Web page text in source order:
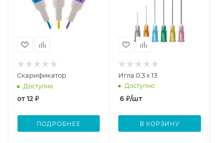
Скарификатор
Доступно
от12 ₽
ПОДРОБНЕЕ
Игла 0,3 х 13
Доступно
6₽/шт
В КОРЗИНУ